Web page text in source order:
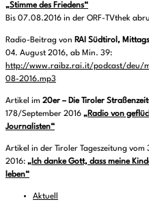
„Stimme des Friedens“
Bis 07.08.2016 in der ORF-TVthek
Radio-Beitrag von RAI Südtirol,
04. August 2016, ab Min. 39:
http://www.raibz.rai.it/podcast/deu/
08-2016.mp3
Artikel im 20er – Die Tiroler
178/September 2016 „Radio von
Journalisten“
Artikel in der Tiroler Tageszeitung vom
2016: „Ich danke Gott, dass meine
leben“
Aktuell